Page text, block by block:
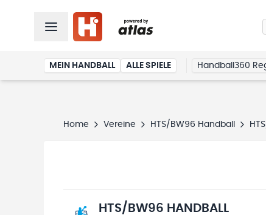
MEIN HANDBALL ALLE SPIELE Handball360
Home Vereine HTS/BW96 Handball
HTS/BW96 HANDBALL